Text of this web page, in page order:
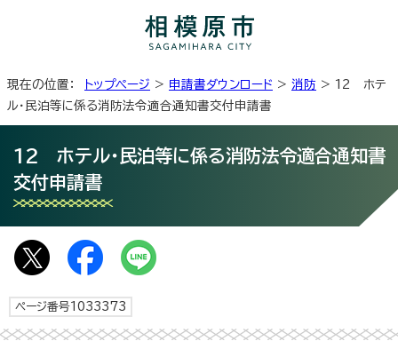
現在の位置： トップページ > 申請書ダウンロード > 消防 > 12 ホテ
ル・民泊等に係る消防法令適合通知書交付申請書
12 ホテル・民泊等に係る消防法令適合通知書
交付申請書
ページ番号1033373